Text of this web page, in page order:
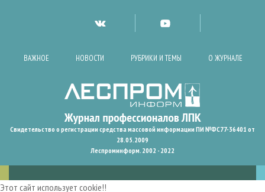
ВАЖНОЕ НОВОСТИ РУБРИКИ И ТЕМЫ О ЖУРНАЛЕ
Свидетельство о регистрации средства массовой информации ПИ №ФС77-36401 от
28.05.2009
Леспроминформ. 2002 - 2022
Этот сайт использует cookie!!